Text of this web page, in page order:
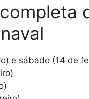
e sábado (14 de